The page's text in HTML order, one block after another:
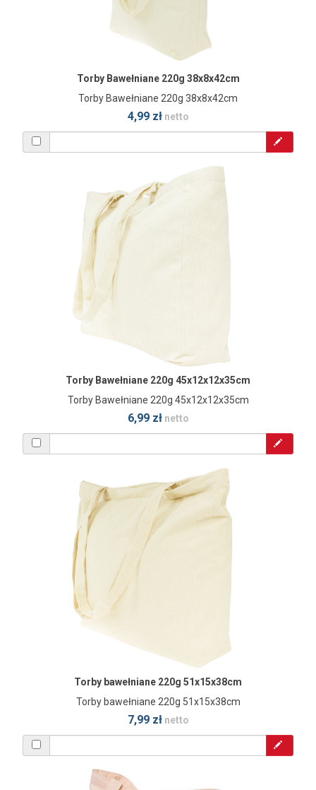
Torby Bawełniane 220g 38x8x42cm
Torby Bawełniane 220g 38x8x42cm
4,99 złnetto
Torby Bawełniane 220g 45x12x12x35cm
Torby Bawełniane 220g 45x12x12x35cm
6,99 złnetto
Torby bawełniane 220g 51x15x38cm
Torby bawełniane 220g 51x15x38cm
7,99 złnetto